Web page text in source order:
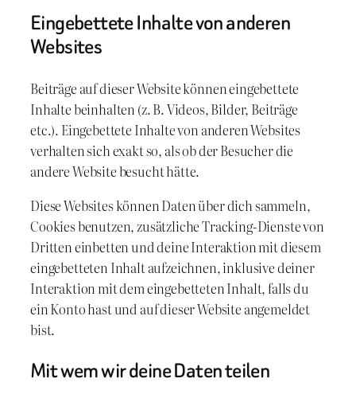
Eingebettete Inhalte von anderen
Websites
Beiträge auf dieser Website können eingebettete
Inhalte beinhalten (z. B. Videos, Bilder, Beiträge
etc.). Eingebettete Inhalte von anderen Websites
verhalten sich exakt so, als ob der Besucher die
andere Website besucht hätte.
Diese Websites können Daten über dich sammeln,
Cookies benutzen, zusätzliche Tracking-Dienste von
Dritten einbetten und deine Interaktion mit diesem
eingebetteten Inhalt aufzeichnen, inklusive deiner
Interaktion mit dem eingebetteten Inhalt, falls du
ein Konto hast und auf dieser Website angemeldet
bist.
Mit wem wir deine Daten teilen